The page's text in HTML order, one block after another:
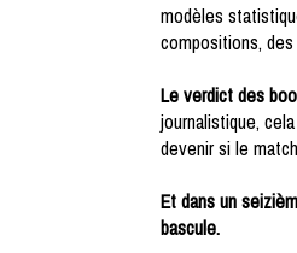
modèles
compositions,
Le verdict des
journalistique,
devenir si le
Et dans un
bascule.